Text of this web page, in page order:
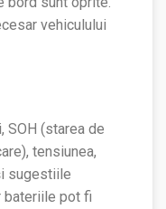
vehiculului
SOH (starea de
tensiunea,
sugestiile
bateriile pot fi